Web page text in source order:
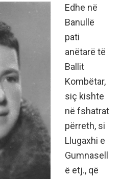
Edhe në
Banullë
pati
anëtarë të
Ballit
Kombëtar,
siç kishte
në fshatrat
përreth, si
Llugaxhi e
Gumnasell
ë etj., që